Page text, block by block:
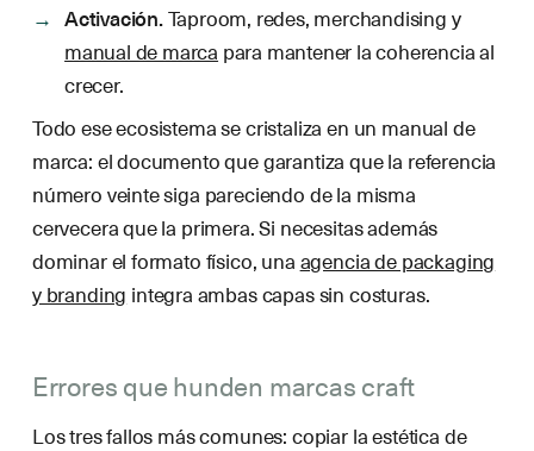
Activación.Taproom, redes, merchandising y
manual de marca para mantener la coherencia al
crecer.
Todo ese ecosistema se cristaliza en un manual de
marca: el documento que garantiza que la referencia
número veinte siga pareciendo de la misma
cervecera que la primera. Si necesitas además
dominar el formato físico, unaagencia de packaging
y branding integra ambas capas sin costuras.
Errores que hunden marcas craft
Los tres fallos más comunes: copiar la estética de